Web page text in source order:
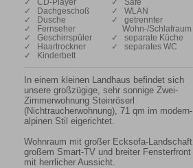
✓ CD-Player
✓ Dachgeschoß
✓ Dusche
✓ Fernseher
✓ Geschirrspüler
✓ Haartrockner
✓ Kinderbett
✓ Safe
✓ WLAN
✓ getrennter
Wohn-/Schlafraum
✓ separate Küche
✓ separates WC
In einem kleinen Landhaus befindet sich
unsere großzügige, sehr sonnige Zwei-
Zimmerwohnung Steinröserl
(Nichtraucherwohnung), 71 qm im modern-
alpinen Stil eigerichtet.
Wohnraum mit großer Ecksofa-Landschaft,
großem Smart-TV und breiter Fensterfront
mit herrlicher Aussicht.